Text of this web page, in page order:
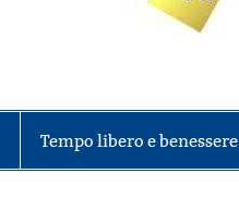
Tempo libero e benessere